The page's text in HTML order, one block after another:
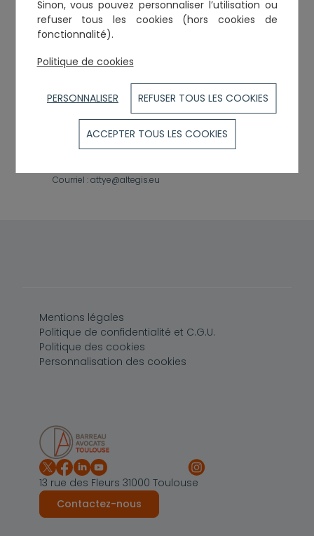
Sinon, vous pouvez personnaliser l’utilisation ou
refuser tous les cookies (hors cookies de
fonctionnalité).
Politique de cookies
PERSONNALISER REFUSER TOUS LES COOKIES
ACCEPTER TOUS LES COOKIES
Activités dominantes
Droit des affaires
Cabinets et établissements
62, rue de Metz
Courriel : attye@altegis.eu
13 rue des Fleurs 31000 Toulouse
Contactez-nous
Pied de page
Mentions légales
Politique de confidentialité et C.G.U.
Politique des cookies
Personnalisation des cookies